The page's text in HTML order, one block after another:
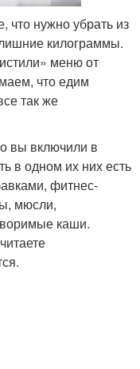
нужно убрать из
килограммы.
меню от
что едим
так же
вы включили в
в одном их них есть
фитнес-
мюсли,
каши.